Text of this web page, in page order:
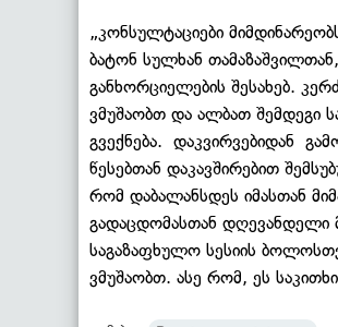
„კონსულტაციები
ბატონ სულხან
განხორციელების შესახებ.
ვმუშაობთ და ალბათ შემდეგი
გვექნება. დაკვირვებიდან
წესებთან დაკავშირებით
რომ დაბალანსდეს იმასთან
გადაცდომასთან დღევანდელი
საგაზაფხულო სესიის
ვმუშაობთ. ასე რომ, ეს